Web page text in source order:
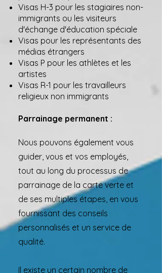
Visas H-3 pour les stagiaires non-
immigrants ou les visiteurs
d'échange d'éducation spéciale
Visas pour les représentants des
médias étrangers
Visas P pour les athlètes et les
artistes
Visas R-1 pour les travailleurs
religieux non immigrants
Parrainage permanent :
Nous pouvons également vous
guider, vous et vos employés,
tout au long du processus de
parrainage de la carte verte et
de ses multiples étapes, en vous
fournissant des conseils
personnalisés et un service de
qualité.
Il existe un certain nombre de